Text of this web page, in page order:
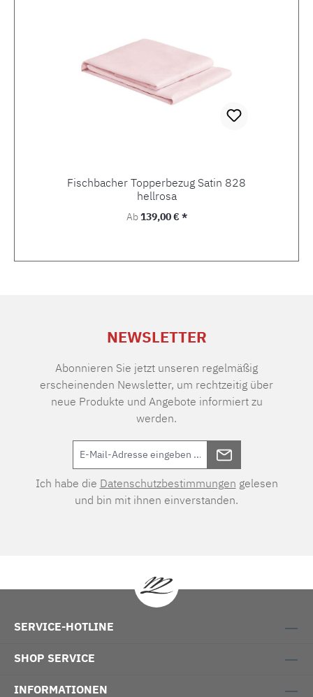
Fischbacher Topperbezug Satin 828
hellrosa
Regulärer Preis:
Ab139,00 € *
NEWSLETTER
Abonnieren Sie jetzt unseren regelmäßig
erscheinenden Newsletter, um rechtzeitig über
neue Produkte und Angebote informiert zu
werden.
Ich habe die Datenschutzbestimmungen gelesen
und bin mit ihnen einverstanden.
SERVICE-HOTLINE
SHOP SERVICE
INFORMATIONEN